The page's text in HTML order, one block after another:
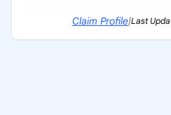
Claim Profile|Last